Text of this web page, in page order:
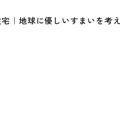
｜地球に優しいすまいを考